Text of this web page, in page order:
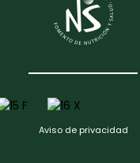
Aviso de privacidad